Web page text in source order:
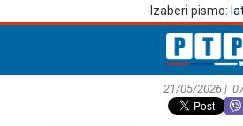
Izaberi pismo:
21/05/2026 |